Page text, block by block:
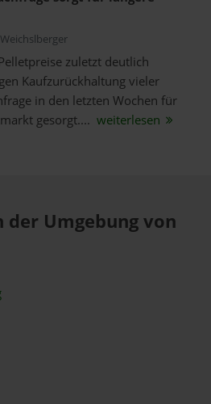
Weichslberger
zuletzt deutlich
Kaufzurückhaltung vieler
in den letzten Wochen für
gesorgt.... weiterlesen
der Umgebung von